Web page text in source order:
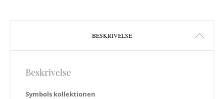
BESKRIVELSE
Beskrivelse
Symbols kollektionen